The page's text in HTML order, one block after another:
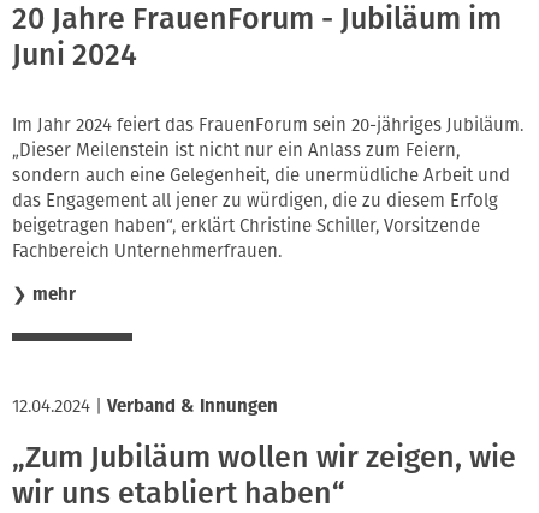
20 Jahre FrauenForum - Jubiläum im
Juni 2024
Im Jahr 2024 feiert das FrauenForum sein 20-jähriges Jubiläum.
„Dieser Meilenstein ist nicht nur ein Anlass zum Feiern,
sondern auch eine Gelegenheit, die unermüdliche Arbeit und
das Engagement all jener zu würdigen, die zu diesem Erfolg
beigetragen haben“, erklärt Christine Schiller, Vorsitzende
Fachbereich Unternehmerfrauen.
❯ mehr
12.04.2024 Verband & Innungen
„Zum Jubiläum wollen wir zeigen, wie
wir uns etabliert haben“